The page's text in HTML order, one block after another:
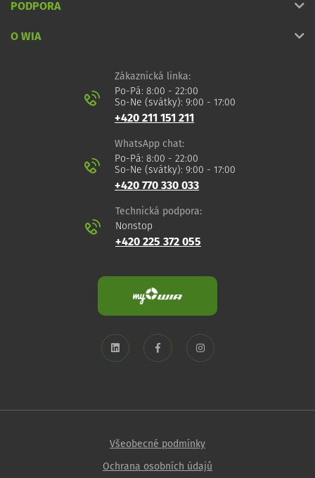
PODPORA
O WIA
Zákaznická linka:
Po-Pá: 8:00 - 22:00
So-Ne (svátky): 9:00 - 17:00
+420 211 151 211
WhatsApp chat:
Po-Pá: 8:00 - 22:00
So-Ne (svátky): 9:00 - 17:00
+420 770 330 033
Technická podpora:
Nonstop
+420 225 372 055
Všeobecné podmínky
Ochrana osobních údajů